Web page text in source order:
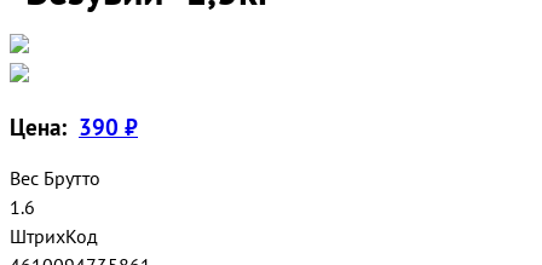
Цена: 390 ₽
Вес Брутто
1.6
ШтрихКод